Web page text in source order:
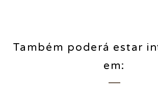
Também poderá estar
em: